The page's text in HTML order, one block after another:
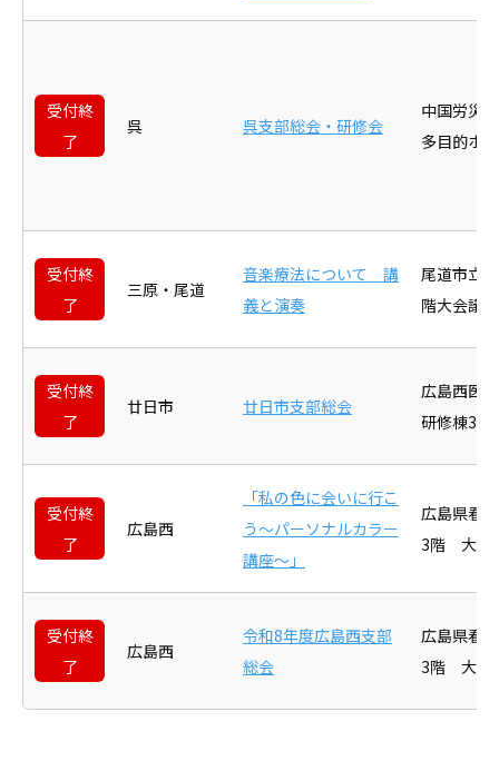
受付終
了
呉 呉支部総会・研修会
中国労
多目的ホ
受付終
了
三原・尾道
音楽療法について 講
義と演奏
尾道市立
階大会議室
受付終
了
廿日市 廿日市支部総会
広島西医
研修棟3
受付終
了
広島西
「私の色に会いに行こ
う～パーソナルカラー
講座～」
広島県看
3階 大研
受付終
了
広島西
令和8年度広島西支部
総会
広島県看
3階 大研